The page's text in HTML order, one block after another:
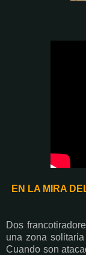
EN LA MIRA
Dos
una zona
Cuando son